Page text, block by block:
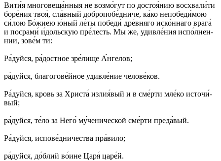
Ви­ти́я мно­го­ве­ща́н­ныя не воз­мо́­гут по до­стоя́­нию вос­хва­ли́­ти
бо­ре́­ния твоя́, сла́в­ный доб­ро­по­бе́д­ни­че, ка́­ко не­по­бе­ди́­мою
си́­лою Бо́­жиею ю́ный ле́­ты по­бе­ди́ дре́в­ня­го ис­ко́н­на­го вра­га́
и по­сра­ми́ и́доль­скую пре́­лесть. Мы же, уди­вле́­ния ис­по́л­нен­
нии, зо­ве́м ти:
Ра́­дуй­ся, ра́­дост­ное зре́­ли­ще А́н­ге­лов;
ра́­дуй­ся, бла­го­го­ве́й­ное удив­ле́­ние че­ло­ве́­ков.
Ра́­дуй­ся, кровь за Хри­ста́ из­лия́­вый и в сме́р­ти мле́­ко ис­то­чи́­
вый;
ра́­дуй­ся, те́­ло за Не­го́ му́­че­ни­чес­кой сме́р­ти пре­да́­вый.
Ра́­дуй­ся, ис­по­ве́д­ни­чест­ва пра́­ви­ло;
ра́­дуй­ся, до́б­лий во́и­не Ца­ря́ ца­ре́й.